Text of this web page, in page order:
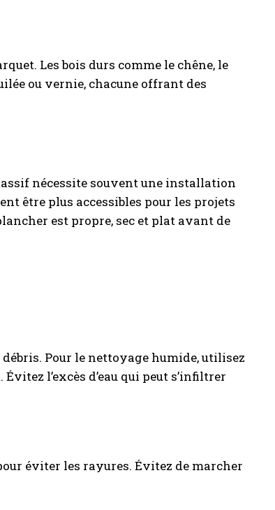
Les bois durs comme le chêne, le
ou vernie, chacune offrant des
nécessite souvent une installation
être plus accessibles pour les projets
est propre, sec et plat avant de
Pour le nettoyage humide, utilisez
l’excès d’eau qui peut s’infiltrer
éviter les rayures. Évitez de marcher